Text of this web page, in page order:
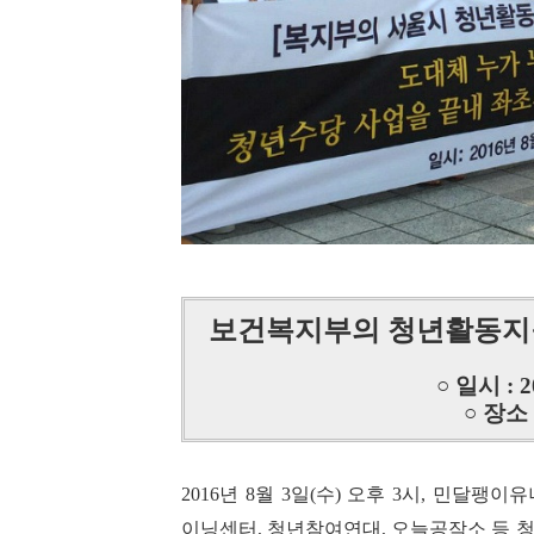
보건복지부의 청년활동
○ 일시 :
○ 장
2016년 8월 3일(수) 오후 3시, 민달팽이
이닝센터, 청년참여연대, 오늘공작소 등